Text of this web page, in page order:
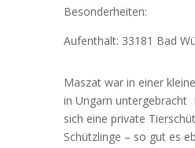
Besonderheiten:
Aufenthalt: 33181 Bad
Maszat war in einer
in Ungarn
sich eine private
Schützlinge – so gut es